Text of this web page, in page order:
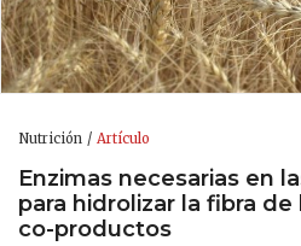
Nutrición Artículo
Enzimas necesarias en
para hidrolizar la fibra
co-productos